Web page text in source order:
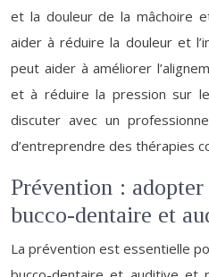
et la douleur de la mâchoire
aider à réduire la douleur et
peut aider à améliorer
et à réduire la pression sur
discuter avec un
d’entreprendre des thérapies
Prévention :
bucco-dentaire et
La prévention est essentielle